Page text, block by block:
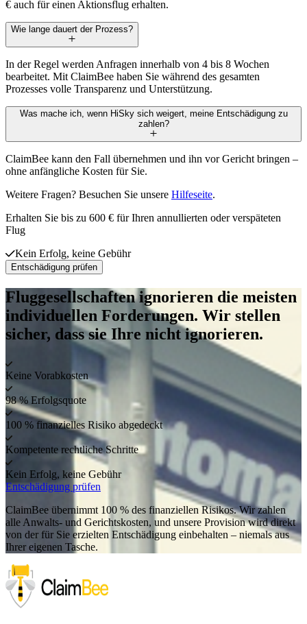
€ auch für einen Aktionsflug erhalten.
Wie lange dauert der Prozess?
In der Regel werden Anfragen innerhalb von 4 bis 8 Wochen
bearbeitet. Mit ClaimBee haben Sie während des gesamten
Prozesses volle Transparenz und Unterstützung.
Was mache ich, wenn HiSky sich weigert, meine Entschädigung zu
zahlen?
ClaimBee kann den Fall übernehmen und ihn vor Gericht bringen –
ohne anfängliche Kosten für Sie.
Weitere Fragen? Besuchen Sie unsere Hilfeseite.
Erhalten Sie bis zu 600 € für Ihren annullierten oder verspäteten
Flug
Kein Erfolg, keine Gebühr
Entschädigung prüfen
Fluggesellschaften ignorieren die meisten
individuellen Forderungen. Wir stellen
sicher, dass sie Ihre nicht ignorieren.
Keine Vorabkosten
98 % Erfolgsquote
100 % finanzielles Risiko abgedeckt
Kompetente rechtliche Schritte
Kein Erfolg, keine Gebühr
Entschädigung prüfen
ClaimBee übernimmt 100 % des finanziellen Risikos. Wir zahlen
alle Anwalts- und Gerichtskosten, und unsere Provision wird direkt
von der für Sie erzielten Entschädigung einbehalten – niemals aus
Ihrer eigenen Tasche.